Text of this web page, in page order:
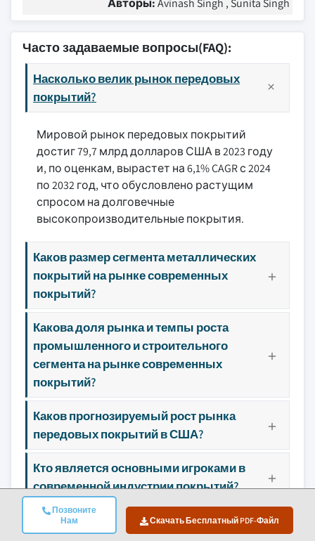
Позвоните
Нам
Скачать Бесплатный PDF-Файл
Авторы:Avinash Singh , Sunita Singh
Часто задаваемые вопросы(FAQ):
Насколько велик рынок передовых
покрытий?
Мировой рынок передовых покрытий
достиг 79,7 млрд долларов США в 2023 году
и, по оценкам, вырастет на 6,1% CAGR с 2024
по 2032 год, что обусловлено растущим
спросом на долговечные
высокопроизводительные покрытия.
Каков размер сегмента металлических
покрытий на рынке современных
покрытий?
Какова доля рынка и темпы роста
промышленного и строительного
сегмента на рынке современных
покрытий?
Каков прогнозируемый рост рынка
передовых покрытий в США?
Кто является основными игроками в
современной индустрии покрытий?